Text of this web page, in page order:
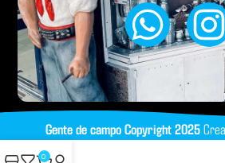
Gente de campoCopyright2025
0